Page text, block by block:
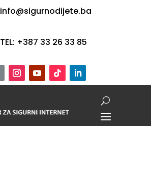
info@sigurnodijete.ba
TEL: +387 33 26 33 85